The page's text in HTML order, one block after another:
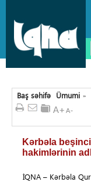
Baş səhifə »
Ümumi
Kərbəla
hakimlərinin
İQNA – Kərbəla